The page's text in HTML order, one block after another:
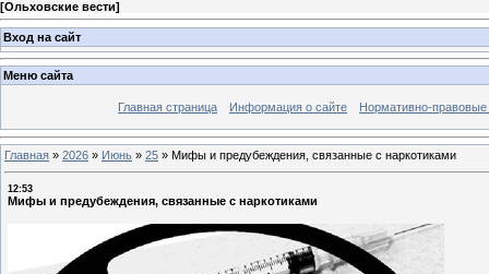
[Ольховские вести]
Вход на сайт
Меню сайта
Главная страница Информация о сайте Нормативно-правовые
Главная » 2026 » Июнь » 25 » Мифы и предубеждения, связанные с наркотиками
12:53
Мифы и предубеждения, связанные с наркотиками